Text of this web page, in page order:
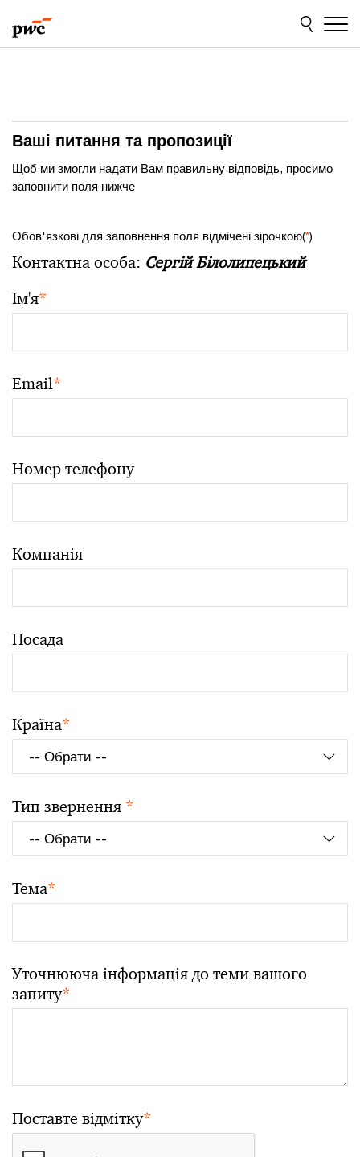
to
content
to
footer
Ваші питання та пропозиції
Щоб ми змогли надати Вам правильну відповідь, просимо
заповнити поля нижче
Обов'язкові для заповнення поля відмічені зірочкою(*)
Контактна особа: Сергій Білолипецький
Ім'я*
Email*
Номер телефону
Компанія
Посада
Країна*
Тип звернення *
Тема*
Уточнююча інформація до теми вашого
запиту*
Поставте відмітку*